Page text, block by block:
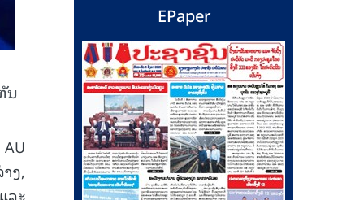
ນ
ງ,
ລະ
EPaper